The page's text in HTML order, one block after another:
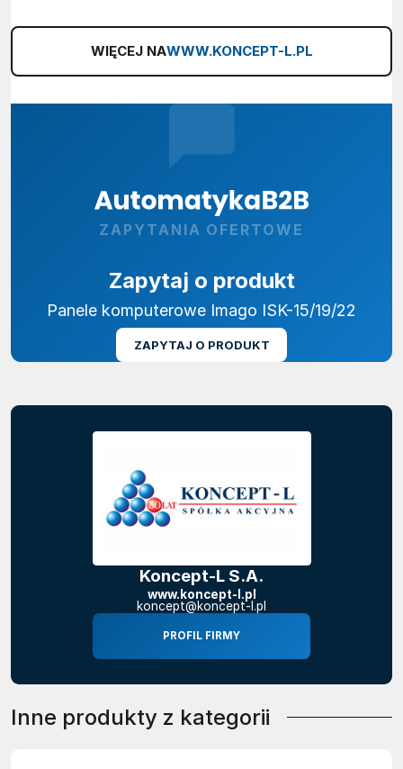
WIĘCEJ NAWWW.KONCEPT-L.PL
ZAPYTANIA OFERTOWE
Zapytaj o produkt
Panele komputerowe Imago ISK-15/19/22
ZAPYTAJ O PRODUKT
Koncept-L S.A.
www.koncept-l.pl
koncept@koncept-l.pl
PROFIL FIRMY
Inne produkty z kategorii